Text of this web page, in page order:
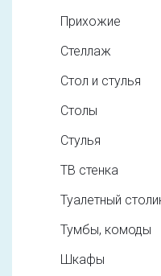
Прихожие
Стеллаж
Стол и стулья
Столы
Стулья
ТВ стенка
Туалетный
Тумбы, комоды
Шкафы